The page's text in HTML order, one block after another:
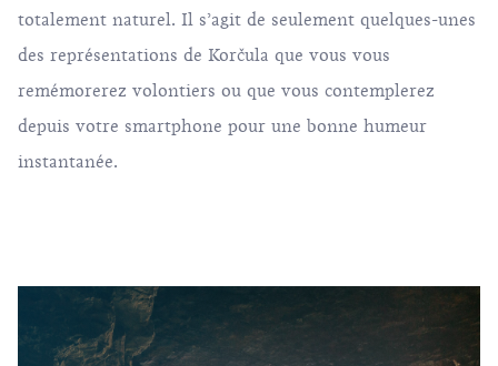
totalement naturel. Il s’agit de seulement quelques-unes
des représentations de Korčula que vous vous
remémorerez volontiers ou que vous contemplerez
depuis votre smartphone pour une bonne humeur
instantanée.